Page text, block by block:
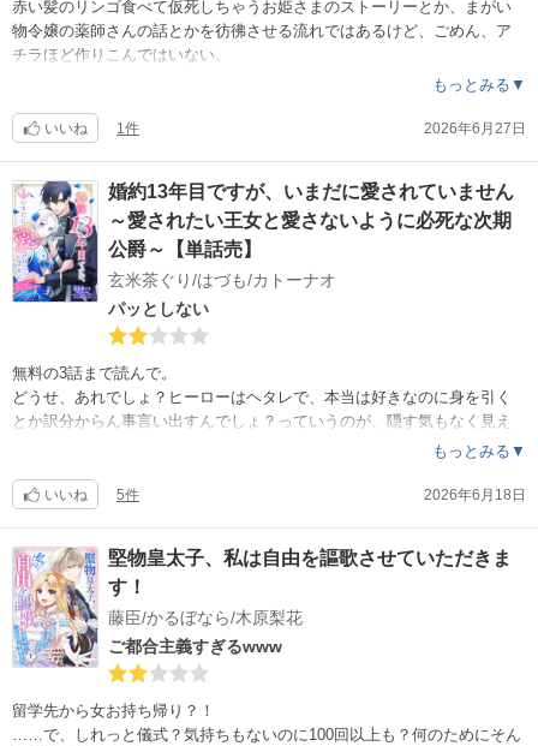
赤い髪のリンゴ食べて仮死しちゃうお姫さまのストーリーとか、まがい
物令嬢の薬師さんの話とかを彷彿させる流れではあるけど、ごめん、ア
チラほど作りこんではいない。
陳腐という訳ではなくあまり深く作りこんではいないから、頭を使わず
ただ、主人公の髪型がどうにかならなかったのか。下位とはいえ貴族の
も『令嬢』にみえない。普段はボサボサでも、『ここぞ』の時にピシッ
とキメてギャップを見せてくれるならいいんだけど、それもない。
ストーリーは既視感、作画は少々センスが……と言うのが正直な感想。
もっとみる▼
いいね 1件 2026年6月27日
婚約13年目ですが、いまだに愛されていません
～愛されたい王女と愛さないように必死な次期
公爵～【単話売】
玄米茶ぐり/はづも/カトーナオ
パッとしない
無料の3話まで読んで。
どうせ、あれでしょ？ヒーローはヘタレで、本当は好きなのに身を引く
とか訳分からん事言い出すんでしょ？っていうのが、隠す気もなく見え
一緒じゃないよね？本編の作画がちょっと……
もっとみる▼
いいね 5件 2026年6月18日
堅物皇太子、私は自由を謳歌させていただきま
す！
藤臣/かるぼなら/木原梨花
ご都合主義すぎるwww
留学先から女お持ち帰り？！
……で、しれっと儀式？気持ちもないのに100回以上も？何のためにそん